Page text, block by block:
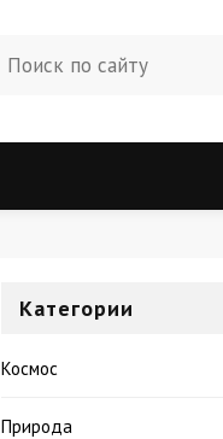
Категории
Космос
Природа